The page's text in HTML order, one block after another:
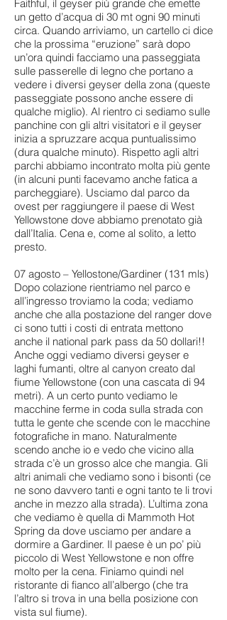
Faithful, il geyser più grande che emette
un getto d’acqua di 30 mt ogni 90 minuti
circa. Quando arriviamo, un cartello ci dice
che la prossima “eruzione” sarà dopo
un’ora quindi facciamo una passeggiata
sulle passerelle di legno che portano a
vedere i diversi geyser della zona (queste
passeggiate possono anche essere di
qualche miglio). Al rientro ci sediamo sulle
panchine con gli altri visitatori e il geyser
inizia a spruzzare acqua puntualissimo
(dura qualche minuto). Rispetto agli altri
parchi abbiamo incontrato molta più gente
(in alcuni punti facevamo anche fatica a
parcheggiare). Usciamo dal parco da
ovest per raggiungere il paese di West
Yellowstone dove abbiamo prenotato già
dall’Italia. Cena e, come al solito, a letto
presto.
07 agosto – Yellostone/Gardiner (131 mls)
Dopo colazione rientriamo nel parco e
all’ingresso troviamo la coda; vediamo
anche che alla postazione del ranger dove
ci sono tutti i costi di entrata mettono
anche il national park pass da 50 dollari!!
Anche oggi vediamo diversi geyser e
laghi fumanti, oltre al canyon creato dal
fiume Yellowstone (con una cascata di 94
metri). A un certo punto vediamo le
macchine ferme in coda sulla strada con
tutta le gente che scende con le macchine
fotografiche in mano. Naturalmente
scendo anche io e vedo che vicino alla
strada c’è un grosso alce che mangia. Gli
altri animali che vediamo sono i bisonti (ce
ne sono davvero tanti e ogni tanto te li trovi
anche in mezzo alla strada). L’ultima zona
che vediamo è quella di Mammoth Hot
Spring da dove usciamo per andare a
dormire a Gardiner. Il paese è un po’ più
piccolo di West Yellowstone e non offre
molto per la cena. Finiamo quindi nel
ristorante di fianco all’albergo (che tra
l’altro si trova in una bella posizione con
vista sul fiume).